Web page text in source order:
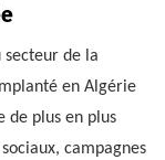
secteur de la
en Algérie
de plus en plus
campagnes